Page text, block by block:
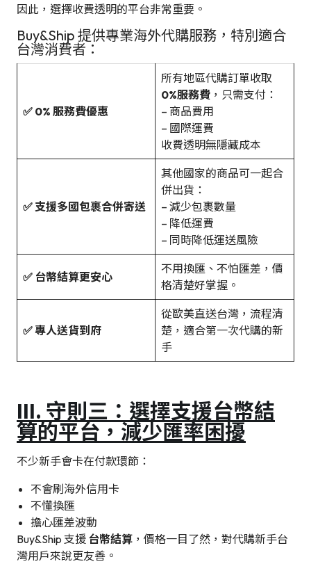
因此，選擇收費透明的平台非常重要。
Buy&Ship 提供專業海外代購服務，特別適合
台灣消費者：
✅ 0% 服務費優惠
所有地區代購訂單收取
0%服務費 ，只需支付：
– 商品費用
– 國際運費
收費透明無隱藏成本
✅ 支援多國包裹合併寄送
其他國家的商品可一起合
併出貨：
– 減少包裹數量
– 降低運費
– 同時降低運送風險
✅ 台幣結算更安心
不用換匯、不怕匯差，價
格清楚好掌握。
✅ 專人送貨到府
從歐美直送台灣，流程清
楚，適合第一次代購的新
手
III. 守則三：選擇支援台幣結
算的平台，減少匯率困擾
不少新手會卡在付款環節：
不會刷海外信用卡
不懂換匯
擔心匯差波動
Buy&Ship 支援 台幣結算 ，價格一目了然，對代購新手台
灣用戶來說更友善。